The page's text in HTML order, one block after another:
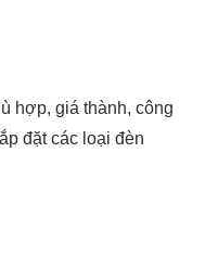
hợp, giá thành, công
đặt các loại đèn